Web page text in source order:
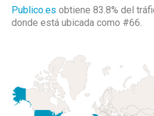
Publico.es obtiene 83.8% del
donde está ubicada como #66.